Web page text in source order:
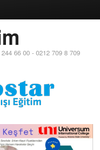
66 00 - 0212 709 8 709